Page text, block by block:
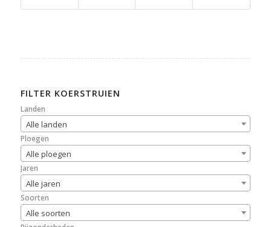
FILTER KOERSTRUIEN
Landen
Alle landen
Ploegen
Alle ploegen
Jaren
Alle jaren
Soorten
Alle soorten